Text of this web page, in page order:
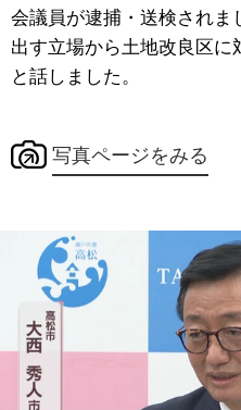
会議員が逮捕・送検されま
出す立場から土地改良区に
と話しました。
写真ページをみる